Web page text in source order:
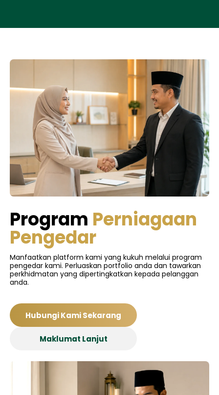
Program Perniagaan
Pengedar
Manfaatkan platform kami yang kukuh melalui program
pengedar kami. Perluaskan portfolio anda dan tawarkan
perkhidmatan yang dipertingkatkan kepada pelanggan
anda.
Hubungi Kami Sekarang
Maklumat Lanjut